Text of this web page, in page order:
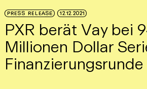
Skip to Main Content
PRESS RELEASE12.12.2021
PXR berät Vay bei
Millionen Dollar
Finanzierungsrunde